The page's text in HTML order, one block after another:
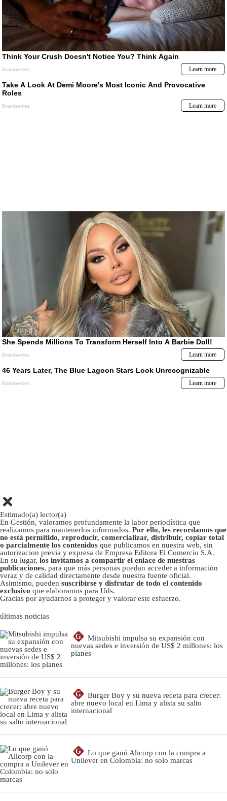
Estimado(a) lector(a)
En Gestión, valoramos profundamente la labor periodística que
realizamos para mantenerlos informados. Por ello, les recordamos que
no está permitido, reproducir, comercializar, distribuir, copiar total
o parcialmente los contenidos que publicamos en nuestra web, sin
autorizacion previa y expresa de Empresa Editora El Comercio S.A.
En su lugar, los invitamos a compartir el enlace de nuestras
publicaciones, para que más personas puedan acceder a información
veraz y de calidad directamente desde nuestra fuente oficial.
Asimismo, pueden suscribirse y disfrutar de todo el contenido
exclusivo que elaboramos para Uds.
Gracias por ayudarnos a proteger y valorar este esfuerzo.
últimas noticias
G
Mitsubishi impulsa su expansión con
nuevas sedes e inversión de US$ 2 millones: los
planes
G
Burger Boy y su nueva receta para crecer:
abre nuevo local en Lima y alista su salto
internacional
G
Lo que ganó Alicorp con la compra a
Unilever en Colombia: no solo marcas